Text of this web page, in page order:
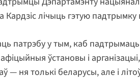
Кардзіс лічыць гэтую
патрэбу у тым, каб
ўстановы і
— ня толькі беларусы, але і